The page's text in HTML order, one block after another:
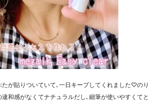
が貼りついていて､一日キープしてくれました♡のり
和感がなくてナチュラルだし､細筆が使いやすくてと